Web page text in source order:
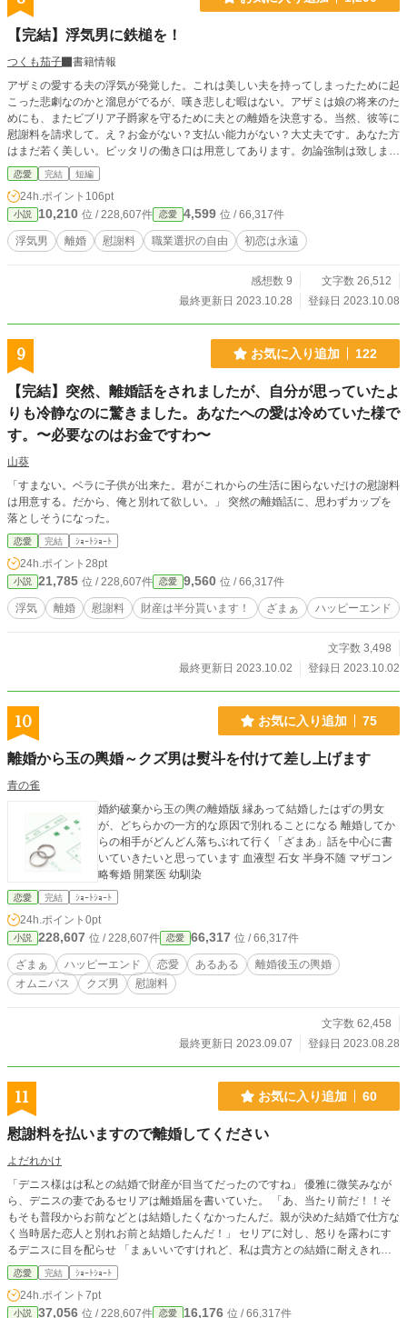
【完結】浮気男に鉄槌を！
つくも茄子
書籍情報
アザミの愛する夫の浮気が発覚した。これは美しい夫を持ってしまったために起
こった悲劇なのかと溜息がでるが、嘆き悲しむ暇はない。アザミは娘の将来のた
めにも、またビブリア子爵家を守るために夫との離婚を決意する。当然、彼等に
慰謝料を請求して。え？お金がない？支払い能力がない？大丈夫です。あなた方
はまだ若く美しい。ピッタリの働き口は用意してあります。勿論強制は致しませ
ん。特に元夫は美しさに加えて血統の良さもあるのでそこそこ需要はあるはず。
恋愛 完結 短編
24h.ポイント 106pt
小説 10,210 位 / 228,607件 恋愛 4,599 位 / 66,317件
浮気男 離婚 慰謝料 職業選択の自由 初恋は永遠
感想数 9
文字数 26,512
最終更新日 2023.10.28
登録日 2023.10.08
9 お気に入り追加 122
【完結】突然、離婚話をされましたが、自分が思っていたよ
りも冷静なのに驚きました。あなたへの愛は冷めていた様で
す。〜必要なのはお金ですわ〜
山葵
「すまない。ベラに子供が出来た。君がこれからの生活に困らないだけの慰謝料
は用意する。だから、俺と別れて欲しい。」 突然の離婚話に、思わずカップを
落としそうになった。
恋愛 完結 ｼｮｰﾄｼｮｰﾄ
24h.ポイント 28pt
小説 21,785 位 / 228,607件 恋愛 9,560 位 / 66,317件
浮気 離婚 慰謝料 財産は半分貰います！ ざまぁ ハッピーエンド
文字数 3,498
最終更新日 2023.10.02
登録日 2023.10.02
10 お気に入り追加 75
離婚から玉の輿婚～クズ男は熨斗を付けて差し上げます
青の雀
婚約破棄から玉の輿の離婚版 縁あって結婚したはずの男女
が、どちらかの一方的な原因で別れることになる 離婚してか
らの相手がどんどん落ちぶれて行く「ざまあ」話を中心に書
いていきたいと思っています 血液型 石女 半身不随 マザコン
略奪婚 開業医 幼馴染
恋愛 完結 ｼｮｰﾄｼｮｰﾄ
24h.ポイント 0pt
小説 228,607 位 / 228,607件 恋愛 66,317 位 / 66,317件
ざまぁ ハッピーエンド 恋愛 あるある
離婚後玉の輿婚
オムニバス
クズ男 慰謝料
文字数 62,458
最終更新日 2023.09.07
登録日 2023.08.28
11 お気に入り追加 60
慰謝料を払いますので離婚してください
よだれかけ
「デニス様はは私との結婚で財産が目当てだったのですね」 優雅に微笑みなが
ら、デニスの妻であるセリアは離婚届を書いていた。 「あ、当たり前だ！！そ
もそも普段からお前などとは結婚したくなかったんだ。親が決めた結婚で仕方な
く当時居た恋人と別れお前と結婚したんだ！」 セリアに対し、怒りを露わにす
るデニスに目を配らせ 「まぁいいですけれど、私は貴方との結婚に耐えきれな
くなり離婚を切り出したため私が慰謝料を払いますわ。離婚届にサインしてくだ
さる？」 離婚届をセリアから奪い取るようにして受け取ると 「早く貸せッ、今
すぐ離婚届を提出しに行ってやる。慰謝料は金と領地にしろ。広大な土地を
な！」 なら差し上げますわ。広大な土地をね
恋愛 完結 ｼｮｰﾄｼｮｰﾄ
24h.ポイント 7pt
小説 37,056 位 / 228,607件 恋愛 16,176 位 / 66,317件